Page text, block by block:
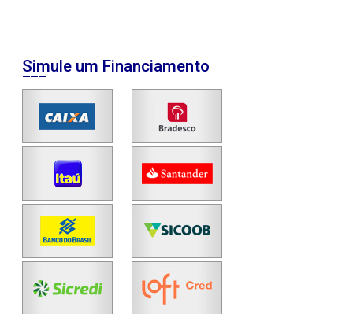
Simule um Financiamento